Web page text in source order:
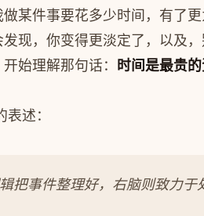
某件事要花多少时间，有了
现，你变得更淡定了，以及，
始理解那句话： 时间是最贵的
述：
把事件整理好，右脑则致力于